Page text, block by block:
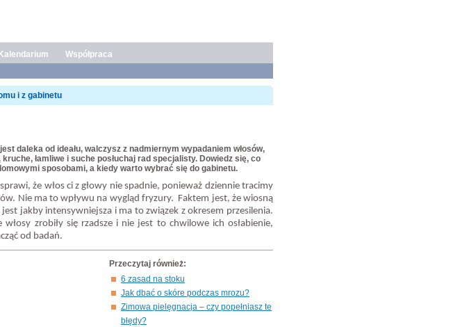
Kalendarium Współpraca
i z gabinetu
daleka od ideału, walczysz z nadmiernym wypadaniem włosów,
łamliwe i suche posłuchaj rad specjalisty. Dowiedz się, co
sposobami, a kiedy warto wybrać się do gabinetu.
że włos ci z głowy nie spadnie, ponieważ dziennie tracimy
Nie ma to wpływu na wygląd fryzury. Faktem jest, że wiosną
jakby intensywniejsza i ma to związek z okresem przesilenia.
włosy zrobiły się rzadsze i nie jest to chwilowe ich osłabienie,
od badań.
Przeczytaj również:
6 zasad na stoku
Jak dbać o skóre podczas mrozu?
Zimowa pielęgnacja – czy popełniasz te
błędy?